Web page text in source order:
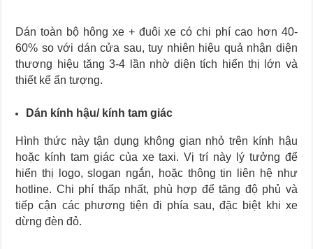
Dán toàn bộ hông xe + đuôi xe có chi phí cao hơn 40-
60% so với dán cửa sau, tuy nhiên hiệu quả nhận diện
thương hiệu tăng 3-4 lần nhờ diện tích hiển thị lớn và
thiết kế ấn tượng.
Dán kính hậu/ kính tam giác
Hình thức này tận dụng không gian nhỏ trên kính hậu
hoặc kính tam giác của xe taxi. Vị trí này lý tưởng để
hiển thị logo, slogan ngắn, hoặc thông tin liên hệ như
hotline. Chi phí thấp nhất, phù hợp để tăng độ phủ và
tiếp cận các phương tiện đi phía sau, đặc biệt khi xe
dừng đèn đỏ.